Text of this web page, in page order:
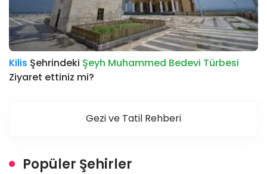
Kilis Şehrindeki Şeyh Muhammed Bedevi Türbesi
Ziyaret ettiniz mi?
Gezi ve Tatil Rehberi
Popüler Şehirler